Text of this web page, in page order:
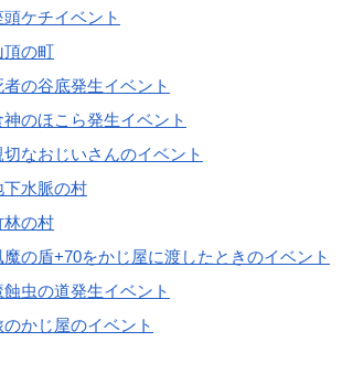
ケチイベント
頂の町
の谷底発生イベント
のほこら発生イベント
なおじいさんのイベント
下水脈の村
林の村
の盾+70をかじ屋に渡したときのイベント
虫の道発生イベント
かじ屋のイベント